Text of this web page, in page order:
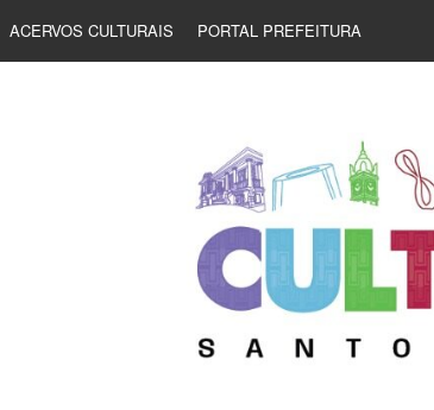
ACERVOS CULTURAIS PORTAL PREFEITURA